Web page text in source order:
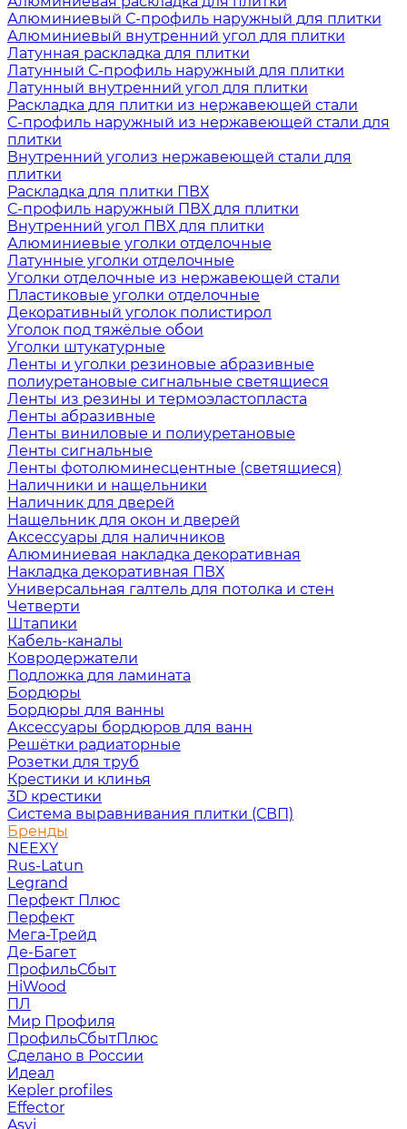
Алюминиевый С-профиль наружный для плитки
Алюминиевый внутренний угол для плитки
Латунная раскладка для плитки
Латунный С-профиль наружный для плитки
Латунный внутренний угол для плитки
Раскладка для плитки из нержавеющей стали
С-профиль наружный из нержавеющей стали для
плитки
Внутренний уголиз нержавеющей стали для
плитки
Раскладка для плитки ПВХ
С-профиль наружный ПВХ для плитки
Внутренний угол ПВХ для плитки
Алюминиевые уголки отделочные
Латунные уголки отделочные
Уголки отделочные из нержавеющей стали
Пластиковые уголки отделочные
Декоративный уголок полистирол
Уголок под тяжёлые обои
Уголки штукатурные
Ленты и уголки резиновые абразивные
полиуретановые сигнальные светящиеся
Ленты из резины и термоэластопласта
Ленты абразивные
Ленты виниловые и полиуретановые
Ленты сигнальные
Ленты фотолюминесцентные (светящиеся)
Наличники и нащельники
Наличник для дверей
Нащельник для окон и дверей
Аксессуары для наличников
Алюминиевая накладка декоративная
Накладка декоративная ПВХ
Универсальная галтель для потолка и стен
Четверти
Штапики
Кабель-каналы
Ковродержатели
Подложка для ламината
Бордюры
Бордюры для ванны
Аксессуары бордюров для ванн
Решётки радиаторные
Розетки для труб
Крестики и клинья
3D крестики
Система выравнивания плитки (СВП)
Бренды
NEEXY
Rus-Latun
Legrand
Перфект Плюс
Перфект
Мега-Трейд
Де-Багет
ПрофильСбыт
HiWood
ПЛ
Мир Профиля
ПрофильСбытПлюс
Сделано в России
Идеал
Kepler profiles
Effector
Asvi